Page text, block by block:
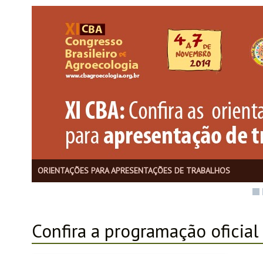
Confira os pacotes de passagem e hospedagem preparados
Confira a programação oficial